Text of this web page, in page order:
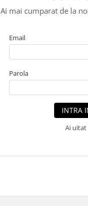
Ai mai cumparat de la
Email
Parola
INTRA
Ai uitat